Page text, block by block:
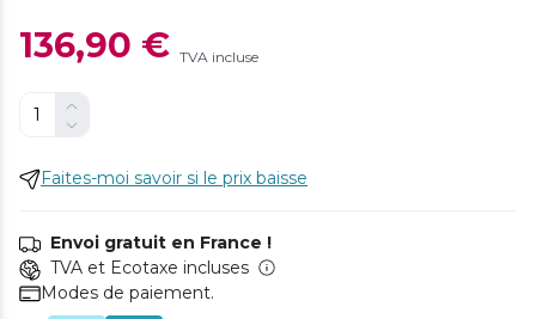
136,90 € TVA incluse
Faites-moi savoir si le prix baisse
Envoi gratuit en France !
TVA et Ecotaxe incluses
Modes de paiement.